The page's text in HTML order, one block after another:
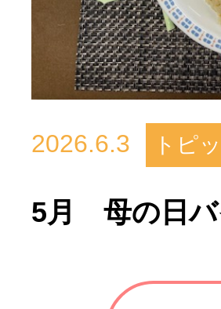
2026.6.3 トピ
5月 母の日バ